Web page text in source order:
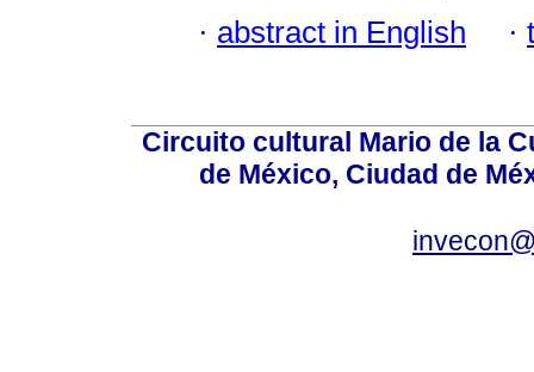
· abstract in English ·
Circuito cultural Mario de la
de México, Ciudad de